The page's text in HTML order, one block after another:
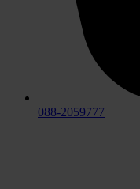
088-2059777